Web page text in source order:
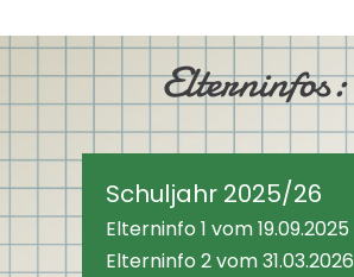
Elterninfos:
Schuljahr 2025/26
Elterninfo 1 vom 19.09.2025
Elterninfo 2 vom 31.03.2026